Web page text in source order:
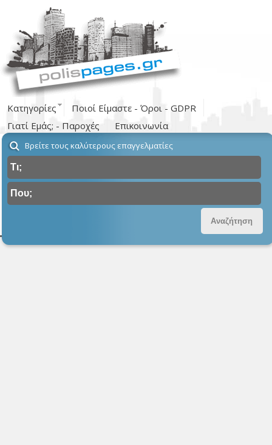
Κατηγορίες
Ποιοί Είμαστε - Όροι - GDPR
Γιατί Εμάς; - Παροχές
Επικοινωνία
Βρείτε τους καλύτερους επαγγελματίες